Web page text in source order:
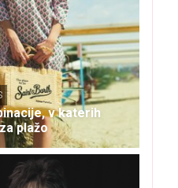
v katerih
plažo